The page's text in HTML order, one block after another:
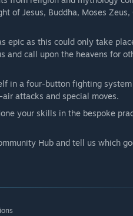
of Jesus, Buddha, Moses
epic as this could only take
and call upon the heavens for
in a four-button fighting
attacks and special moves.
your skills in the bespoke
Hub and tell us which